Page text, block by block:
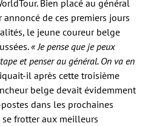
Bien placé au général
annoncé de ces premiers jours
le jeune coureur belge
« Je pense que je peux
et penser au général. On va en
il après cette troisième
belge devait évidemment
dans les prochaines
frotter aux meilleurs